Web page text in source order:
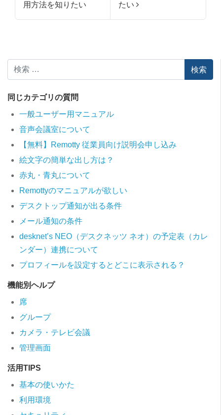
検索
同じカテゴリの質問
一般ユーザー用マニュアル
音声会議室について
【無料】Remotty 従業員向け説明会申し込み
絵文字の簡単な出し方は？
赤丸・青丸について
Remottyのマニュアルが欲しい
デスクトップ通知が出る条件
メール通知の条件
desknet’s NEO（デスクネッツ ネオ）の予定表（カレ
ンダー）連携について
プロフィールを設定するとどこに表示される？
機能別ヘルプ
席
グループ
カメラ・テレビ会議
管理画面
活用TIPS
基本の使いかた
利用環境
用方法を知りたい
たい